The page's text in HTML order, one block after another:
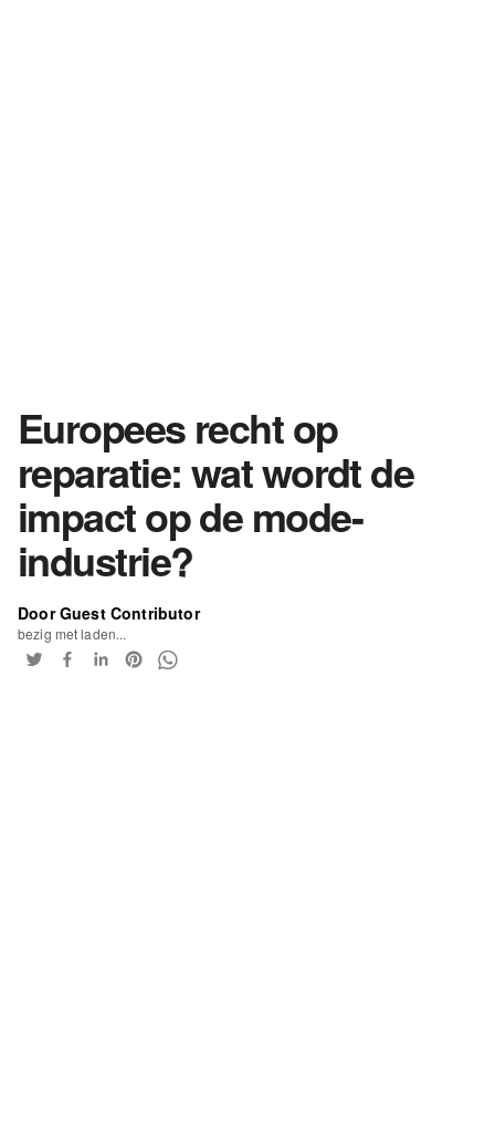
Europees recht op
reparatie: wat wordt de
impact op de mode-
industrie?
Door Guest Contributor
bezig met laden...